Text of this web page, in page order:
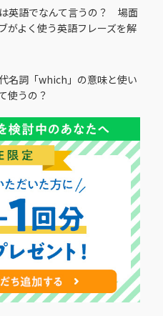
は英語でなんて言うの？ 場面
がよく使う英語フレーズを解
代名詞「which」の意味と使い
使うの？